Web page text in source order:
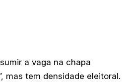
a vaga na chapa
mas tem densidade eleitoral.